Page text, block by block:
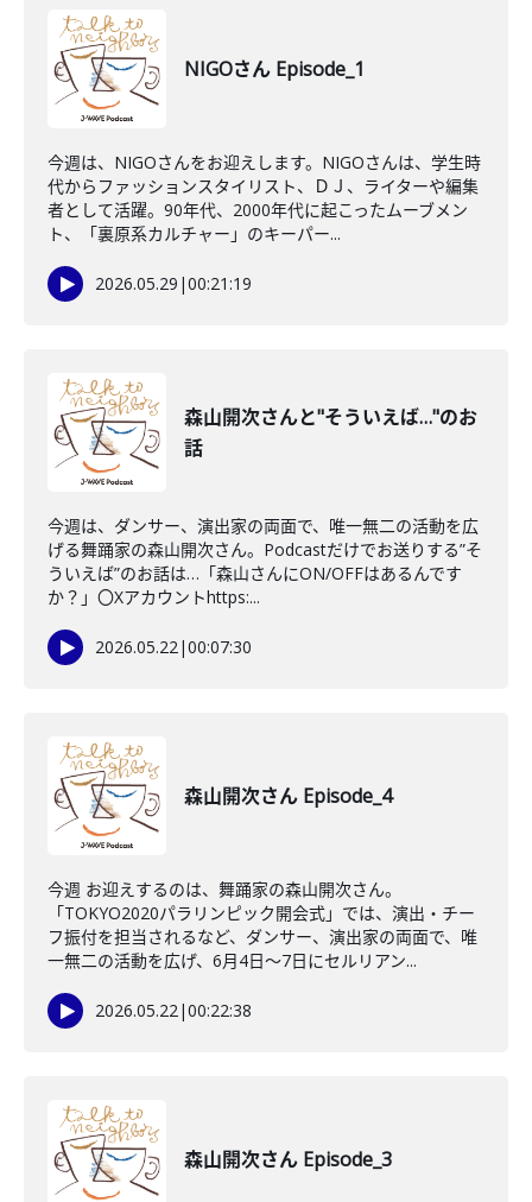
NIGOさん Episode_1
今週は、NIGOさんをお迎えします。NIGOさんは、学生時
代からファッションスタイリスト、ＤＪ、ライターや編集
者として活躍。90年代、2000年代に起こったムーブメン
ト、「裏原系カルチャー」のキーパー...
2026.05.29 |00:21:19
森山開次さんと"そういえば…"のお
話
今週は、ダンサー、演出家の両面で、唯一無二の活動を広
げる舞踊家の森山開次さん。Podcastだけでお送りする”そ
ういえば”のお話は…「森山さんにON/OFFはあるんです
か？」〇Xアカウントhttps:...
2026.05.22|00:07:30
森山開次さん Episode_4
今週 お迎えするのは、舞踊家の森山開次さん。
「TOKYO2020パラリンピック開会式」では、演出・チー
フ振付を担当されるなど、ダンサー、演出家の両面で、唯
一無二の活動を広げ、6月4日～7日にセルリアン...
2026.05.22|00:22:38
森山開次さん Episode_3